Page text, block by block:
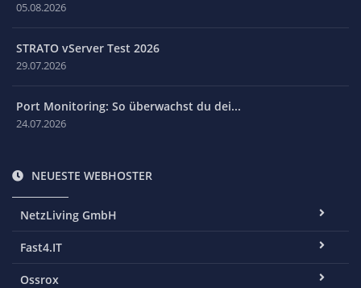
05.08.2026
STRATO vServer Test 2026
29.07.2026
Port Monitoring: So überwachst du dei...
24.07.2026
NEUESTE WEBHOSTER
NetzLiving GmbH
Fast4.IT
Ossrox